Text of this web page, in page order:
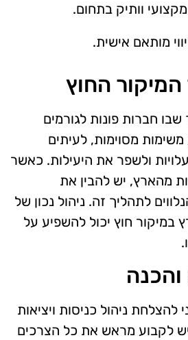
וותיק בתחום.
מותאם אישית.
החוץ
חברות פונות לגורמים
משימות מסוימות, לעיתים
ולשפר את היעילות. כאשר
מהארץ, יש להבין את
לתהליך זה. ניהול נכון של
במיקור חוץ יכול להשפיע על
והכנה
להצלחת ניהול כניסות ויציאות
לקבוע מראש את כל הצרכים